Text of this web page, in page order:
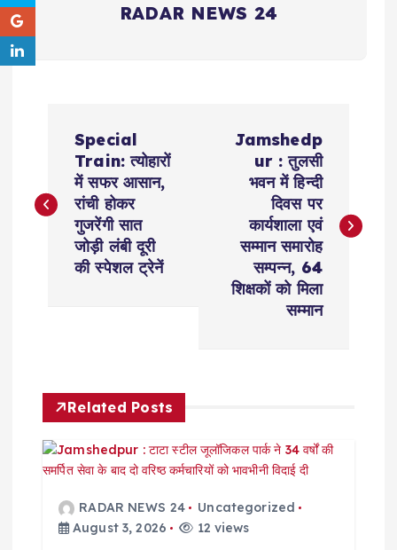
RADAR NEWS 24
s
v
g
Special
Train: त्योहारों
में सफर आसान,
रांची होकर
गुजरेंगी सात
जोड़ी लंबी दूरी
की स्पेशल ट्रेनें
Jamshedp
ur : तुलसी
भवन में हिन्दी
दिवस पर
कार्यशाला एवं
सम्मान समारोह
सम्पन्न, 64
शिक्षकों को मिला
सम्मान
Related Posts
RADAR NEWS 24
Uncategorized
August 3, 2026
12 views